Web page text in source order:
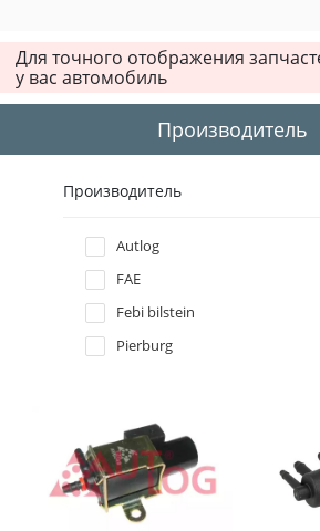
2010
2008
2007
2006
2005
2003
2002
Для точного отображения
у вас автомобиль
Производитель
Производитель
Autlog
FAE
Febi bilstein
Pierburg